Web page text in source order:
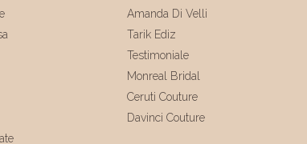
Amanda Di Velli
Tarik Ediz
Testimoniale
Monreal Bridal
Ceruti Couture
Davinci Couture